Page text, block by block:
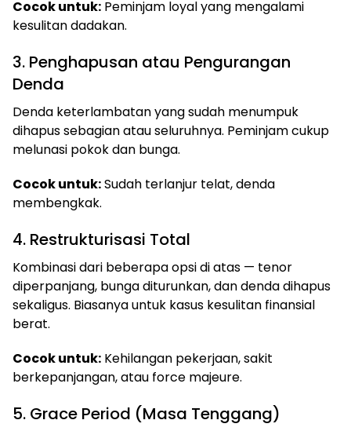
Cocok untuk: Peminjam loyal yang mengalami
kesulitan dadakan.
3. Penghapusan atau Pengurangan
Denda
Denda keterlambatan yang sudah menumpuk
dihapus sebagian atau seluruhnya. Peminjam cukup
melunasi pokok dan bunga.
Cocok untuk:Sudah terlanjur telat, denda
membengkak.
4. Restrukturisasi Total
Kombinasi dari beberapa opsi di atas — tenor
diperpanjang, bunga diturunkan, dan denda dihapus
sekaligus. Biasanya untuk kasus kesulitan finansial
berat.
Cocok untuk: Kehilangan pekerjaan, sakit
berkepanjangan, atau force majeure.
5. Grace Period (Masa Tenggang)